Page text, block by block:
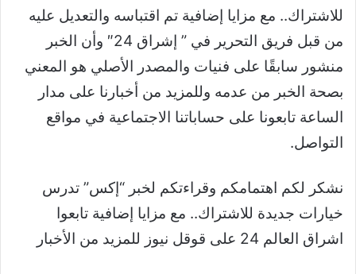
للاشتراك.. مع مزايا إضافية تم اقتباسه والتعديل عليه
من قبل فريق التحرير في ” إشراق 24″ وأن الخبر
منشور سابقًا على فنيات والمصدر الأصلي هو المعني
بصحة الخبر من عدمه وللمزيد من أخبارنا على مدار
الساعة تابعونا على حساباتنا الاجتماعية في مواقع
التواصل.
نشكر لكم اهتمامكم وقراءتكم لخبر “إكس” تدرس
خيارات جديدة للاشتراك.. مع مزايا إضافية تابعوا
اشراق العالم 24 على قوقل نيوز للمزيد من الأخبار